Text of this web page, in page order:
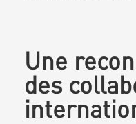
Une
des